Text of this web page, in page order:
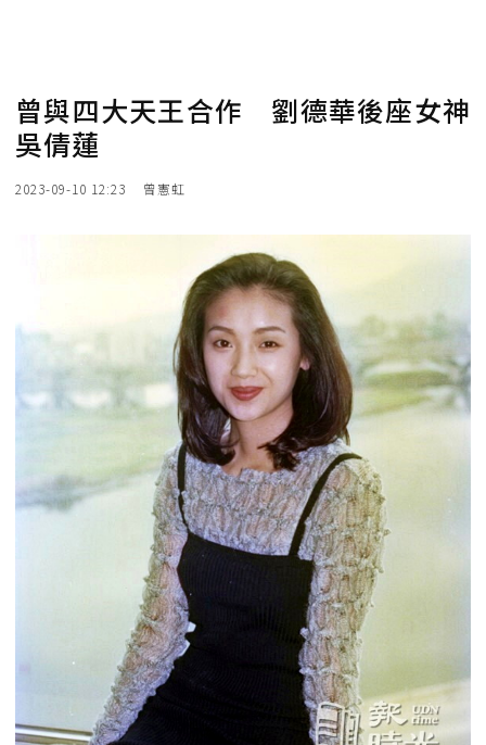
曾與四大天王合作 劉德華後座女神
吳倩蓮
2023-09-10 12:23 曾憲虹